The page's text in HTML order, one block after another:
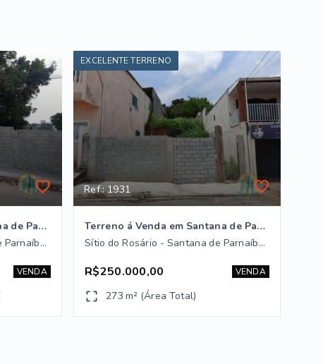
Terreno à Venda em Santana de Parnaíba
Sítio do Rosário - Santana de Parnaíba/SP
VENDA
EXCELENTE TERRENO
Ref.: 1931
Terreno á Venda em Santana de Parnaíba / SP.
Sítio do Rosário - Santana de Parnaíba/SP
R$250.000,00 VENDA
273 m² (Área Total)